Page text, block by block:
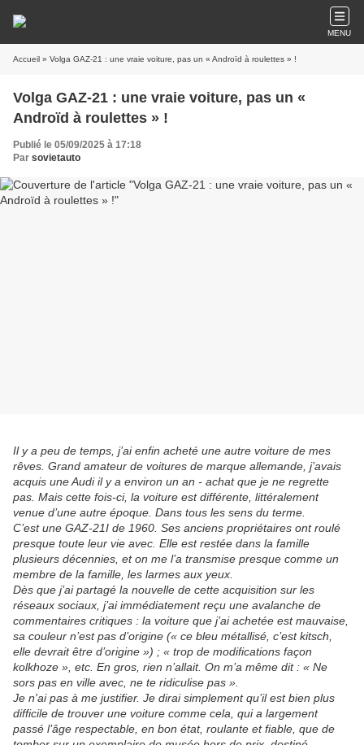
MENU
Accueil » Volga GAZ-21 : une vraie voiture, pas un « Androïd à roulettes » !
Volga GAZ-21 : une vraie voiture, pas un «
Androïd à roulettes » !
Publié le 05/09/2025 à 17:18
Par sovietauto
Il y a peu de temps, j’ai enfin acheté une autre voiture de mes
rêves. Grand amateur de voitures de marque allemande, j’avais
acquis une Audi il y a environ un an - achat que je ne regrette
pas. Mais cette fois-ci, la voiture est différente, littéralement
venue d’une autre époque. Dans tous les sens du terme.
C’est une GAZ-21I de 1960. Ses anciens propriétaires ont roulé
presque toute leur vie avec. Elle est restée dans la famille
plusieurs décennies, et on me l’a transmise presque comme un
membre de la famille, les larmes aux yeux.
Dès que j’ai partagé la nouvelle de cette acquisition sur les
réseaux sociaux, j’ai immédiatement reçu une avalanche de
commentaires critiques : la voiture que j’ai achetée est mauvaise,
sa couleur n’est pas d’origine (« ce bleu métallisé, c’est kitsch,
elle devrait être d’origine ») ; « trop de modifications façon
kolkhoze », etc. En gros, rien n’allait. On m’a même dit : « Ne
sors pas en ville avec, ne te ridiculise pas ».
Je n'ai pas à me justifier. Je dirai simplement qu’il est bien plus
difficile de trouver une voiture comme cela, qui a largement
passé l’âge respectable, en bon état, roulante et fiable, que de